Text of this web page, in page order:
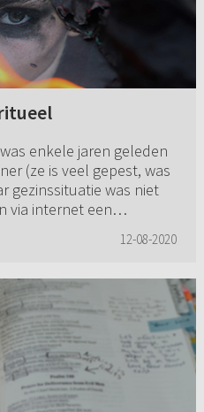
enkele jaren geleden
(ze is veel gepest, was
gezinssituatie was niet
via internet een
12-08-2020